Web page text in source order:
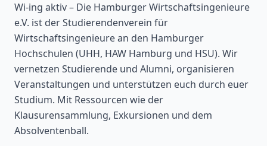
Wi-ing aktiv – Die Hamburger Wirtschaftsingenieure
e.V. ist der Studierendenverein für
Wirtschaftsingenieure an den Hamburger
Hochschulen (UHH, HAW Hamburg und HSU). Wir
vernetzen Studierende und Alumni, organisieren
Veranstaltungen und unterstützen euch durch euer
Studium. Mit Ressourcen wie der
Klausurensammlung, Exkursionen und dem
Absolventenball.